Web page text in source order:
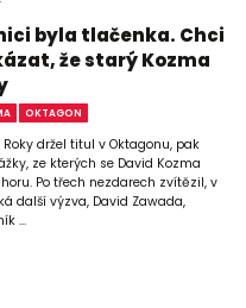
byla tlačenka. Chci
že starý Kozma
OKTAGON
Roky držel titul v Oktagonu, pak
ze kterých se David Kozma
Po třech nezdarech zvítězil, v
další výzva, David Zawada,
...